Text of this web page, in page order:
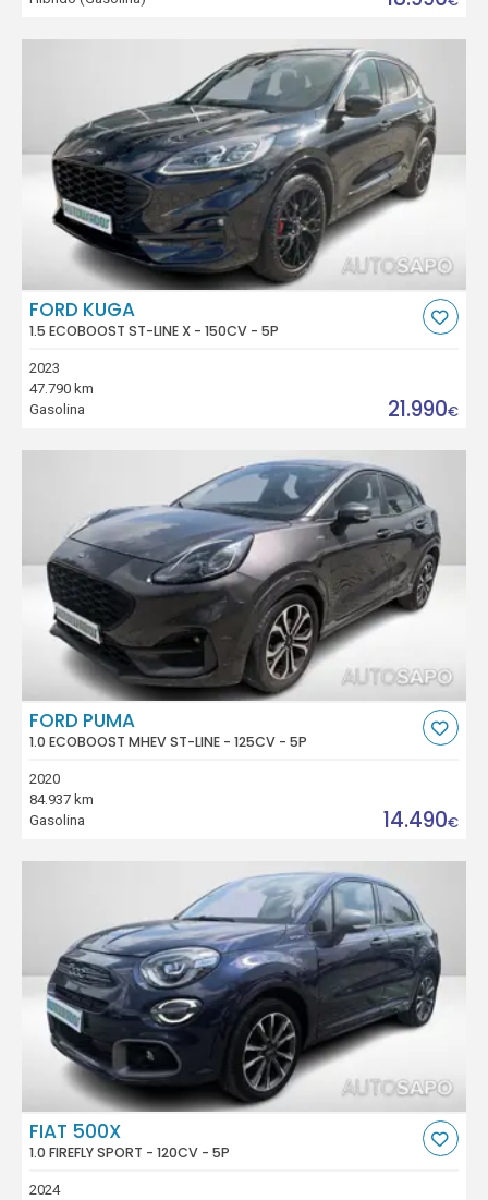
FORD KUGA
1.5 ECOBOOST ST-LINE X - 150CV - 5P
2023
47.790 km
Gasolina
21.990€
FORD PUMA
1.0 ECOBOOST MHEV ST-LINE - 125CV - 5P
2020
84.937 km
Gasolina
14.490€
FIAT 500X
1.0 FIREFLY SPORT - 120CV - 5P
2024